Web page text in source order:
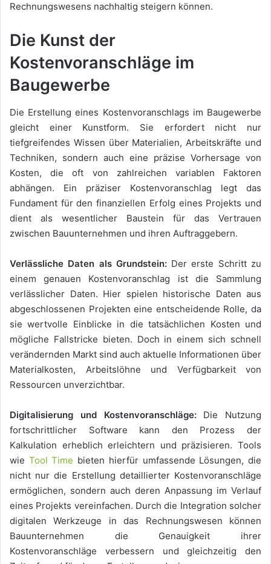
Rechnungswesens nachhaltig steigern können.
Die Kunst der
Kostenvoranschläge im
Baugewerbe
Die Erstellung eines Kostenvoranschlags im Baugewerbe
gleicht einer Kunstform. Sie erfordert nicht nur
tiefgreifendes Wissen über Materialien, Arbeitskräfte und
Techniken, sondern auch eine präzise Vorhersage von
Kosten, die oft von zahlreichen variablen Faktoren
abhängen. Ein präziser Kostenvoranschlag legt das
Fundament für den finanziellen Erfolg eines Projekts und
dient als wesentlicher Baustein für das Vertrauen
zwischen Bauunternehmen und ihren Auftraggebern.
Verlässliche Daten als Grundstein:Der erste Schritt zu
einem genauen Kostenvoranschlag ist die Sammlung
verlässlicher Daten. Hier spielen historische Daten aus
abgeschlossenen Projekten eine entscheidende Rolle, da
sie wertvolle Einblicke in die tatsächlichen Kosten und
mögliche Fallstricke bieten. Doch in einem sich schnell
verändernden Markt sind auch aktuelle Informationen über
Materialkosten, Arbeitslöhne und Verfügbarkeit von
Ressourcen unverzichtbar.
Digitalisierung und Kostenvoranschläge:Die Nutzung
fortschrittlicher Software kann den Prozess der
Kalkulation erheblich erleichtern und präzisieren. Tools
wie Tool Time bieten hierfür umfassende Lösungen, die
nicht nur die Erstellung detaillierter Kostenvoranschläge
ermöglichen, sondern auch deren Anpassung im Verlauf
eines Projekts vereinfachen. Durch die Integration solcher
digitalen Werkzeuge in das Rechnungswesen können
Bauunternehmen die Genauigkeit ihrer
Kostenvoranschläge verbessern und gleichzeitig den